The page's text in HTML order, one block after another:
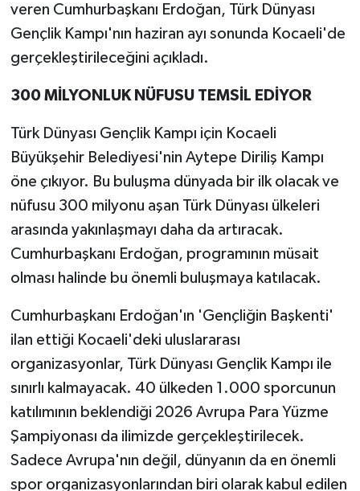
veren Cumhurbaşkanı Erdoğan, Türk Dünyası
Gençlik Kampı'nın haziran ayı sonunda Kocaeli'de
gerçekleştirileceğini açıkladı.
300 MİLYONLUK NÜFUSU TEMSİL EDİYOR
Türk Dünyası Gençlik Kampı için Kocaeli
Büyükşehir Belediyesi'nin Aytepe Diriliş Kampı
öne çıkıyor. Bu buluşma dünyada bir ilk olacak ve
nüfusu 300 milyonu aşan Türk Dünyası ülkeleri
arasında yakınlaşmayı daha da artıracak.
Cumhurbaşkanı Erdoğan, programının müsait
olması halinde bu önemli buluşmaya katılacak.
Cumhurbaşkanı Erdoğan'ın 'Gençliğin Başkenti'
ilan ettiği Kocaeli'deki uluslararası
organizasyonlar, Türk Dünyası Gençlik Kampı ile
sınırlı kalmayacak. 40 ülkeden 1.000 sporcunun
katılımının beklendiği 2026 Avrupa Para Yüzme
Şampiyonası da ilimizde gerçekleştirilecek.
Sadece Avrupa'nın değil, dünyanın da en önemli
spor organizasyonlarından biri olarak kabul edilen